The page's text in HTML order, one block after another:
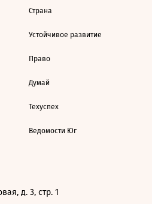
Страна
Устойчивое развитие
Право
Думай
Техуспех
Ведомости Юг
д. 3, стр. 1